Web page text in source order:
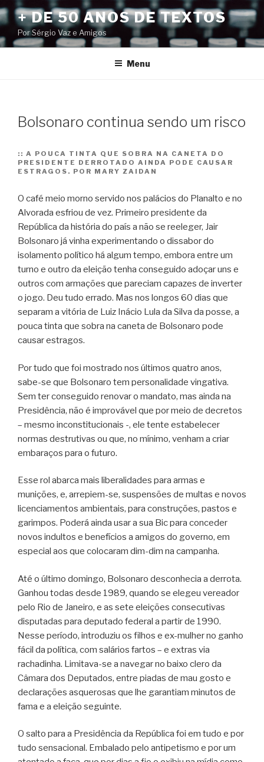
Pular
para
o
conteúdo
+ DE 50 ANOS DE TEXTOS
Por Sérgio Vaz e Amigos
Menu
Bolsonaro continua sendo um risco
:: A POUCA TINTA QUE SOBRA NA CANETA DO
PRESIDENTE DERROTADO AINDA PODE CAUSAR
ESTRAGOS. POR MARY ZAIDAN
O café meio morno servido nos palácios do Planalto e no
Alvorada esfriou de vez. Primeiro presidente da
República da história do país a não se reeleger, Jair
Bolsonaro já vinha experimentando o dissabor do
isolamento político há algum tempo, embora entre um
turno e outro da eleição tenha conseguido adoçar uns e
outros com armações que pareciam capazes de inverter
o jogo. Deu tudo errado. Mas nos longos 60 dias que
separam a vitória de Luiz Inácio Lula da Silva da posse, a
pouca tinta que sobra na caneta de Bolsonaro pode
causar estragos.
Por tudo que foi mostrado nos últimos quatro anos,
sabe-se que Bolsonaro tem personalidade vingativa.
Sem ter conseguido renovar o mandato, mas ainda na
Presidência, não é improvável que por meio de decretos
– mesmo inconstitucionais -, ele tente estabelecer
normas destrutivas ou que, no mínimo, venham a criar
embaraços para o futuro.
Esse rol abarca mais liberalidades para armas e
munições, e, arrepiem-se, suspensões de multas e novos
licenciamentos ambientais, para construções, pastos e
garimpos. Poderá ainda usar a sua Bic para conceder
novos indultos e benefícios a amigos do governo, em
especial aos que colocaram dim-dim na campanha.
Até o último domingo, Bolsonaro desconhecia a derrota.
Ganhou todas desde 1989, quando se elegeu vereador
pelo Rio de Janeiro, e as sete eleições consecutivas
disputadas para deputado federal a partir de 1990.
Nesse período, introduziu os filhos e ex-mulher no ganho
fácil da política, com salários fartos – e extras via
rachadinha. Limitava-se a navegar no baixo clero da
Câmara dos Deputados, entre piadas de mau gosto e
declarações asquerosas que lhe garantiam minutos de
fama e a eleição seguinte.
O salto para a Presidência da República foi em tudo e por
tudo sensacional. Embalado pelo antipetismo e por um